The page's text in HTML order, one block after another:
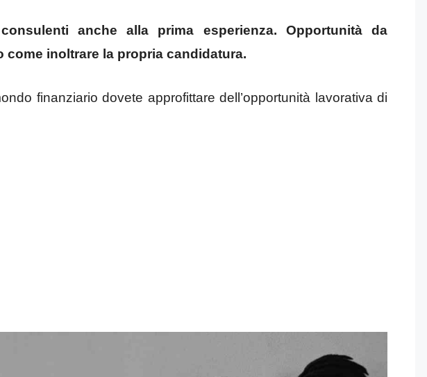
anche alla prima esperienza. Opportunità da
come inoltrare la propria candidatura.
finanziario dovete approfittare dell’opportunità lavorativa di